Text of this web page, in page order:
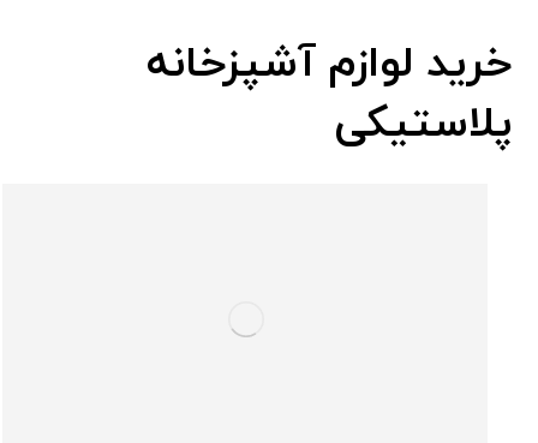
خرید لوازم آشپزخانه
پلاستیکی